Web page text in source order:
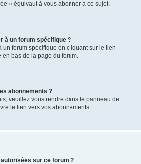
» équivaut à vous abonner à ce sujet.
à un forum spécifique ?
un forum spécifique en cliquant sur le lien
en bas de la page du forum.
abonnements ?
veuillez vous rendre dans le panneau de
le lien vers vos abonnements.
sur ce forum ?